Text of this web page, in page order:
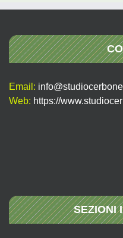
Email:
Web: https://
SEZIONI